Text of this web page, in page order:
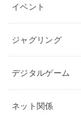
イベント
ジャグリング
デジタルゲーム
ネット関係